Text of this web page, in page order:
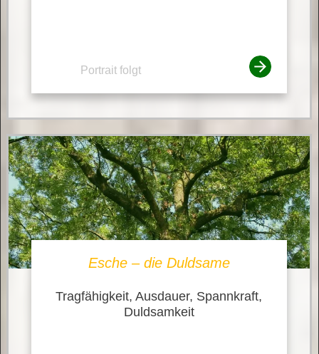
Portrait folgt
Esche – die Duldsame
Tragfähigkeit, Ausdauer, Spannkraft,
Duldsamkeit